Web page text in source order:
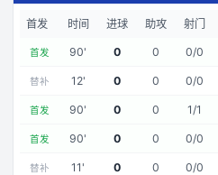
首发 时间 进球 助攻 射门
首发 90' 0 0 0/0
替补 12' 0 0 0/0
首发 90' 0 0 1/1
首发 90' 0 0 0/0
替补 11' 0 0 0/0